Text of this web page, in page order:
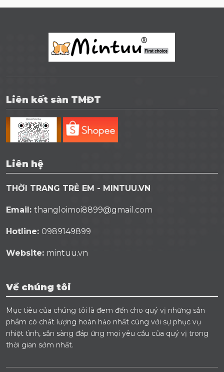
Liên kết sàn TMĐT
Liên hệ
THỜI TRANG TRẺ EM - MINTUU.VN
Email: thangloimoi8899@gmail.com
Hotline: 0989149899
Website: mintuu.vn
Về chúng tôi
Mục tiêu của chúng tôi là đem đến cho quý vị những sản
phẩm có chất lượng hoàn hảo nhất cùng với sự phục vụ
nhiệt tình, sẵn sàng đáp ứng mọi yêu cầu của quý vị trong
thời gian sớm nhất.